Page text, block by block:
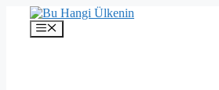
İçeriğe
Menü